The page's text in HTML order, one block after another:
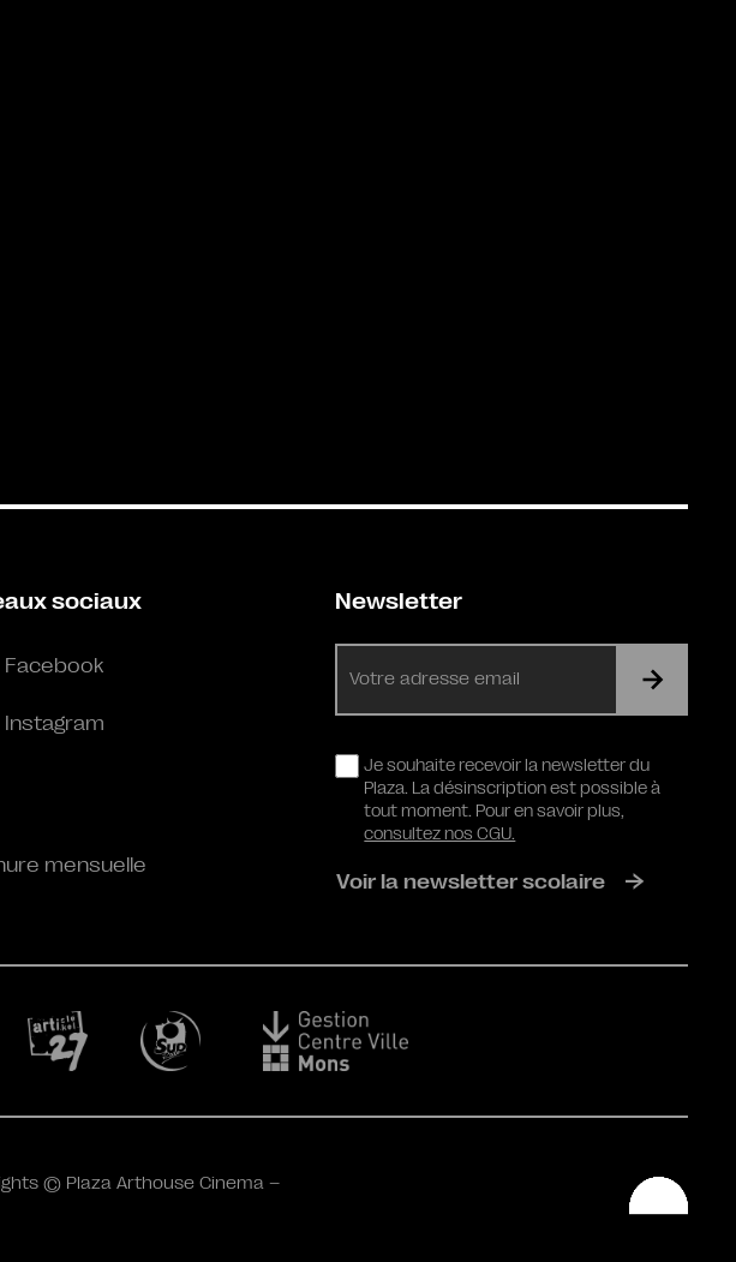
sociaux
Facebook
Instagram
mensuelle
Newsletter
mail
RGPDJe souhaite recevoir la newsletter du
Plaza. La désinscription est possible à
tout moment. Pour en savoir plus,
consultez nos CGU.
Voir la newsletter scolaire
© Plaza Arthouse Cinema –